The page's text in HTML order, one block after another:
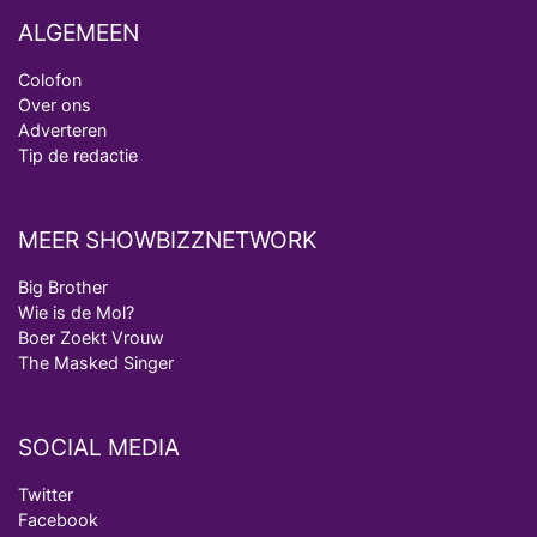
ALGEMEEN
Colofon
Over ons
Adverteren
Tip de redactie
MEER SHOWBIZZNETWORK
Big Brother
Wie is de Mol?
Boer Zoekt Vrouw
The Masked Singer
SOCIAL MEDIA
Twitter
Facebook